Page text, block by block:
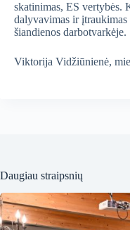
skatinimas, ES vertybės.
dalyvavimas ir
šiandienos darbotvarkėje.
Viktorija Vidžiūnienė,
Daugiau straipsnių